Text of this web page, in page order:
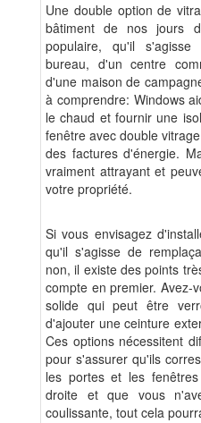
Une double option de
bâtiment de nos jours
populaire, qu'il
bureau, d'un centre
d'une maison de
à comprendre: Windows
le chaud et fournir une
fenêtre avec double
des factures d'énergie.
vraiment attrayant et
votre propriété.
Si vous envisagez
qu'il s'agisse de
non, il existe des points
compte en premier. Avez-
solide qui peut être
d'ajouter une ceinture
Ces options nécessitent
pour s'assurer qu'ils
les portes et les
droite et que vous
coulissante, tout cela